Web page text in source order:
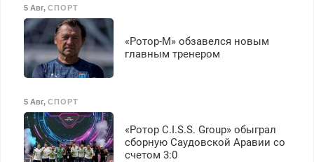
5 Авг, СПОРТ
«Ротор-М» обзавелся новым
главным тренером
5 Авг, СПОРТ
«Ротор C.I.S.S. Group» обыграл
сборную Саудовской Аравии со
счетом 3:0